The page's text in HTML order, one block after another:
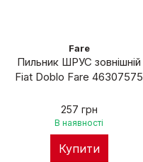
Fare
Пильник ШРУС зовнішній
Fiat Doblo Fare 46307575
257 грн
В наявності
Купити